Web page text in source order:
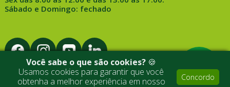
Sábado e Domingo: fechado
Você sabe o que são cookies? 🍪
Usamos cookies para garantir que você
obtenha a melhor experiência em nosso
Concordo